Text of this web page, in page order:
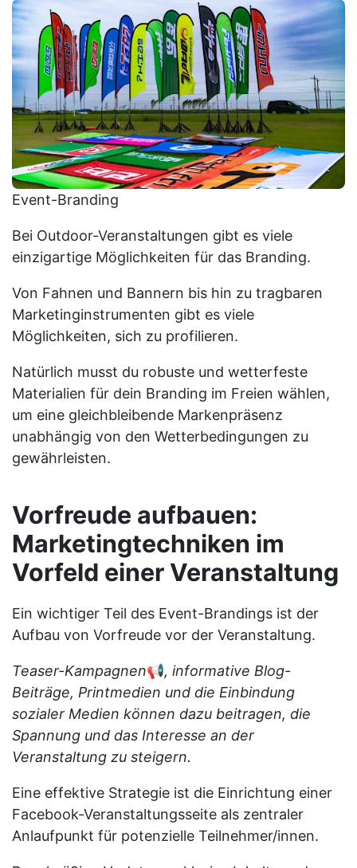
Event-Branding
Bei Outdoor-Veranstaltungen gibt es viele
einzigartige Möglichkeiten für das Branding.
Von Fahnen und Bannern bis hin zu tragbaren
Marketinginstrumenten gibt es viele
Möglichkeiten, sich zu profilieren.
Natürlich musst du robuste und wetterfeste
Materialien für dein Branding im Freien wählen,
um eine gleichbleibende Markenpräsenz
unabhängig von den Wetterbedingungen zu
gewährleisten.
Vorfreude aufbauen:
Marketingtechniken im
Vorfeld einer Veranstaltung
Ein wichtiger Teil des Event-Brandings ist der
Aufbau von Vorfreude vor der Veranstaltung.
Teaser-Kampagnen📢, informative Blog-
Beiträge, Printmedien und die Einbindung
sozialer Medien können dazu beitragen, die
Spannung und das Interesse an der
Veranstaltung zu steigern.
Eine effektive Strategie ist die Einrichtung einer
Facebook-Veranstaltungsseite als zentraler
Anlaufpunkt für potenzielle Teilnehmer/innen.